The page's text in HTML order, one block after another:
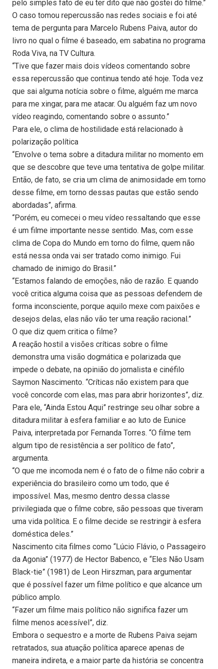
pelo simples fato de eu ter dito que não gostei do filme.”
O caso tomou repercussão nas redes sociais e foi até
tema de pergunta para Marcelo Rubens Paiva, autor do
livro no qual o filme é baseado, em sabatina no programa
Roda Viva, na TV Cultura.
“Tive que fazer mais dois vídeos comentando sobre
essa repercussão que continua tendo até hoje. Toda vez
que sai alguma notícia sobre o filme, alguém me marca
para me xingar, para me atacar. Ou alguém faz um novo
vídeo reagindo, comentando sobre o assunto.”
Para ele, o clima de hostilidade está relacionado à
polarização política
“Envolve o tema sobre a ditadura militar no momento em
que se descobre que teve uma tentativa de golpe militar.
Então, de fato, se cria um clima de animosidade em torno
desse filme, em torno dessas pautas que estão sendo
abordadas”, afirma.
“Porém, eu comecei o meu vídeo ressaltando que esse
é um filme importante nesse sentido. Mas, com esse
clima de Copa do Mundo em torno do filme, quem não
está nessa onda vai ser tratado como inimigo. Fui
chamado de inimigo do Brasil.”
“Estamos falando de emoções, não de razão. E quando
você critica alguma coisa que as pessoas defendem de
forma inconsciente, porque aquilo mexe com paixões e
desejos delas, elas não vão ter uma reação racional.”
O que diz quem critica o filme?
A reação hostil a visões críticas sobre o filme
demonstra uma visão dogmática e polarizada que
impede o debate, na opinião do jornalista e cinéfilo
Saymon Nascimento. “Críticas não existem para que
você concorde com elas, mas para abrir horizontes”, diz.
Para ele, “Ainda Estou Aqui” restringe seu olhar sobre a
ditadura militar à esfera familiar e ao luto de Eunice
Paiva, interpretada por Fernanda Torres. “O filme tem
algum tipo de resistência a ser político de fato”,
argumenta.
“O que me incomoda nem é o fato de o filme não cobrir a
experiência do brasileiro como um todo, que é
impossível. Mas, mesmo dentro dessa classe
privilegiada que o filme cobre, são pessoas que tiveram
uma vida política. E o filme decide se restringir à esfera
doméstica deles.”
Nascimento cita filmes como “Lúcio Flávio, o Passageiro
da Agonia” (1977) de Hector Babenco, e “Eles Não Usam
Black-tie” (1981) de Leon Hirszman, para argumentar
que é possível fazer um filme político e que alcance um
público amplo.
“Fazer um filme mais político não significa fazer um
filme menos acessível”, diz.
Embora o sequestro e a morte de Rubens Paiva sejam
retratados, sua atuação política aparece apenas de
maneira indireta, e a maior parte da história se concentra